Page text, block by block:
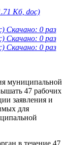
Кб, doc)
Скачано: 0 раз
Скачано: 0 раз
Скачано: 0 раз
муниципальной
47 рабочих
заявления и
для